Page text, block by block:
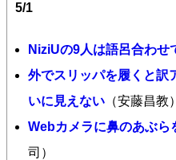
5/1
NiziUの9人は語呂合わせ
外でスリッパを履くと訳
いに見えない （安藤昌教）
Webカメラに鼻のあぶら
司）